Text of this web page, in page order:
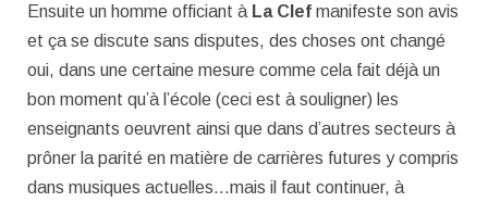
Ensuite un homme officiant à La Clef manifeste son avis
et ça se discute sans disputes, des choses ont changé
oui, dans une certaine mesure comme cela fait déjà un
bon moment qu’à l’école (ceci est à souligner) les
enseignants oeuvrent ainsi que dans d’autres secteurs à
prôner la parité en matière de carrières futures y compris
dans musiques actuelles…mais il faut continuer, à